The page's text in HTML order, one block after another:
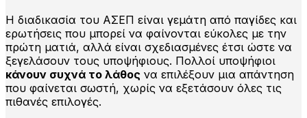
Η διαδικασία του ΑΣΕΠ είναι γεμάτη από παγίδες και
ερωτήσεις που μπορεί να φαίνονται εύκολες με την
πρώτη ματιά, αλλά είναι σχεδιασμένες έτσι ώστε να
ξεγελάσουν τους υποψήφιους. Πολλοί υποψήφιοι
κάνουν συχνά το λάθος να επιλέξουν μια απάντηση
που φαίνεται σωστή, χωρίς να εξετάσουν όλες τις
πιθανές επιλογές.